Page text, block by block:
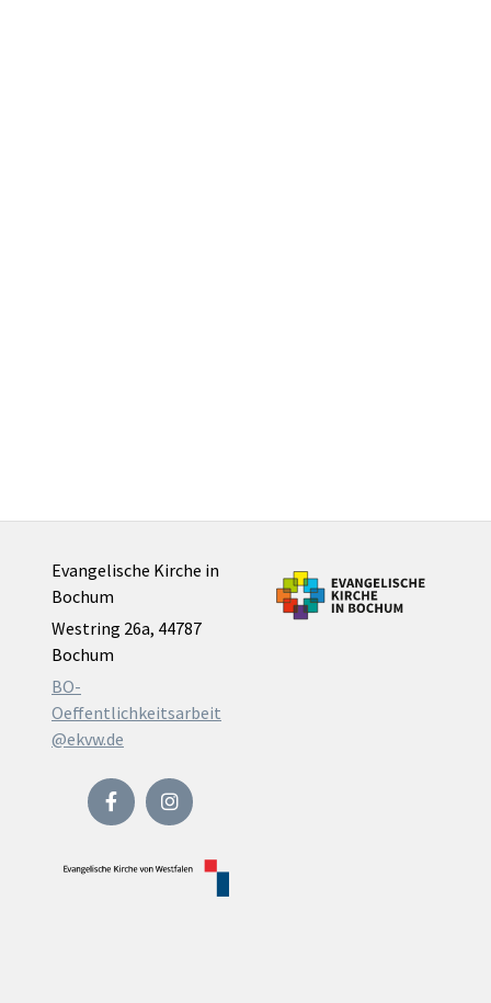
Evangelische Kirche in
Bochum
Westring 26a, 44787
Bochum
BO-
Oeffentlichkeitsarbeit
@ekvw.de